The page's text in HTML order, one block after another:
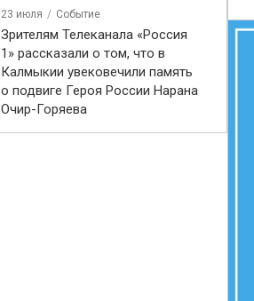
23 июля Событие
Зрителям Телеканала «Россия
1» рассказали о том, что в
Калмыкии увековечили память
о подвиге Героя России Нарана
Очир-Горяева